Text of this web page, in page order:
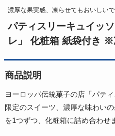
濃厚な果実感、凍らせてもおいしい
パティスリーキュイッ
レ」 化粧箱 紙袋付き
商品説明
ヨーロッパ伝統菓子の店「パテ
限定のスイーツ、濃厚な味わい
を1つずつ、化粧箱に詰め合わせ